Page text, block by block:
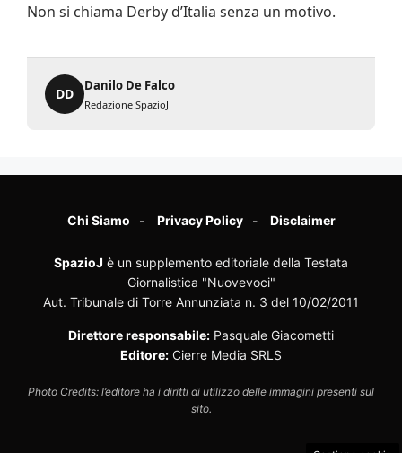
Non si chiama Derby d’Italia senza un motivo.
DD
Danilo De Falco
Redazione SpazioJ
Chi Siamo Privacy Policy Disclaimer
SpazioJ è un supplemento editoriale della Testata
Giornalistica "Nuovevoci"
Aut. Tribunale di Torre Annunziata n. 3 del 10/02/2011
Direttore responsabile: Pasquale Giacometti
Editore: Cierre Media SRLS
Photo Credits: l’editore ha i diritti di utilizzo delle immagini presenti sul
sito.